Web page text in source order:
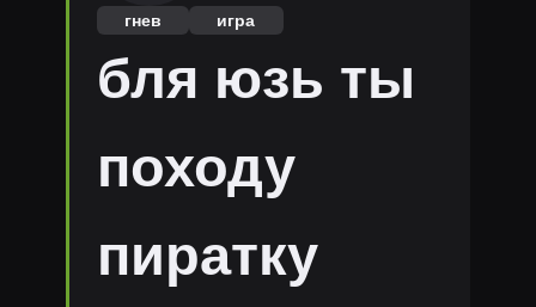
гнев
игра
бля юзь ты
походу
пиратку